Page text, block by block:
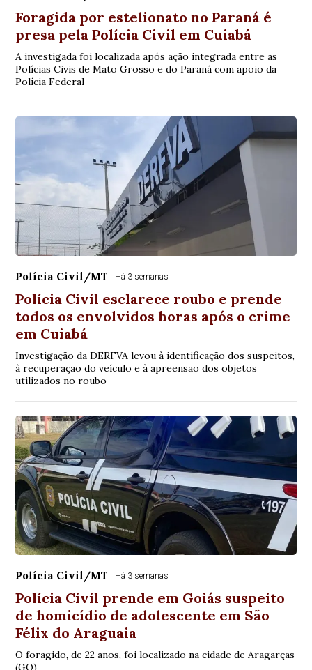
Foragida por estelionato no Paraná é
presa pela Polícia Civil em Cuiabá
A investigada foi localizada após ação integrada entre as
Polícias Civis de Mato Grosso e do Paraná com apoio da
Polícia Federal
Polícia Civil/MT Há 3 semanas
Polícia Civil esclarece roubo e prende
todos os envolvidos horas após o crime
em Cuiabá
Investigação da DERFVA levou à identificação dos suspeitos,
à recuperação do veículo e à apreensão dos objetos
utilizados no roubo
Polícia Civil/MT Há 3 semanas
Polícia Civil prende em Goiás suspeito
de homicídio de adolescente em São
Félix do Araguaia
O foragido, de 22 anos, foi localizado na cidade de Aragarças
(GO)